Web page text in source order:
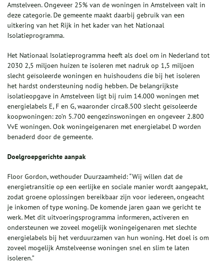
Amstelveen. Ongeveer 25% van de woningen in Amstelveen valt in
deze categorie. De gemeente maakt daarbij gebruik van een
uitkering van het Rijk in het kader van het Nationaal
Isolatieprogramma.
Het Nationaal Isolatieprogramma heeft als doel om in Nederland tot
2030 2,5 miljoen huizen te isoleren met nadruk op 1,5 miljoen
slecht geïsoleerde woningen en huishoudens die bij het isoleren
het hardst ondersteuning nodig hebben. De belangrijkste
isolatieopgave in Amstelveen ligt bij ruim 14.000 woningen met
energielabels E, F en G, waaronder circa8.500 slecht geïsoleerde
koopwoningen: zo’n 5.700 eengezinswoningen en ongeveer 2.800
VvE woningen. Ook woningeigenaren met energielabel D worden
benaderd door de gemeente.
Doelgroepgerichte aanpak
Floor Gordon, wethouder Duurzaamheid: “Wij willen dat de
energietransitie op een eerlijke en sociale manier wordt aangepakt,
zodat groene oplossingen bereikbaar zijn voor iedereen, ongeacht
je inkomen of type woning. De komende jaren gaan we gericht te
werk. Met dit uitvoeringsprogramma informeren, activeren en
ondersteunen we zoveel mogelijk woningeigenaren met slechte
energielabels bij het verduurzamen van hun woning. Het doel is om
zoveel mogelijk Amstelveense woningen snel en slim te laten
isoleren.”